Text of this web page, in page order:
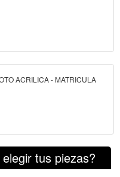
ACRILICA - MATRICULA
tus piezas?